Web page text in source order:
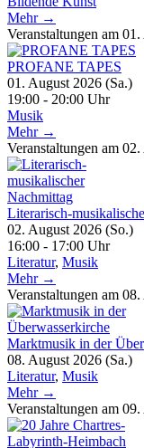
Mehr →
Veranstaltungen am
PROFANE TAPES
01. August 2026 (Sa.)
19:00 - 20:00 Uhr
Musik
Mehr →
Veranstaltungen am
Literarisch-
02. August 2026 (So.)
16:00 - 17:00 Uhr
Literatur, Musik
Mehr →
Veranstaltungen am
Marktmusik in der
08. August 2026 (Sa.)
Literatur, Musik
Mehr →
Veranstaltungen am